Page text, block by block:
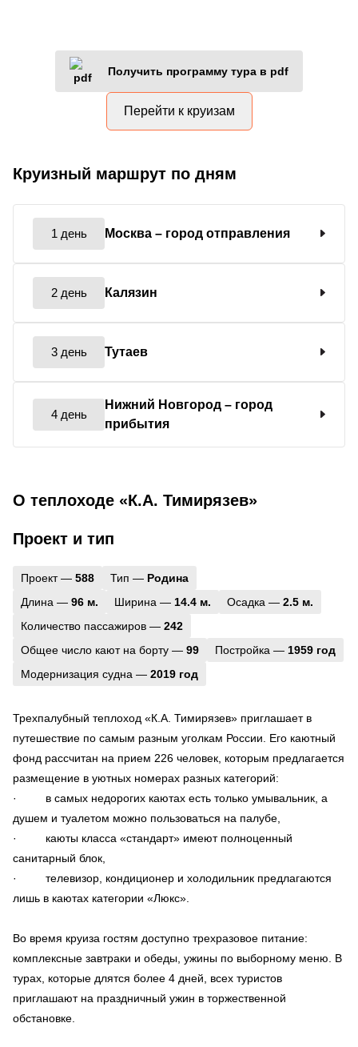
Получить программу тура в pdf
Перейти к круизам
Круизный маршрут по дням
1 день Москва – город отправления
2 день Калязин
3 день Тутаев
4 день
Нижний Новгород – город
прибытия
О теплоходе «К.А. Тимирязев»
Проект и тип
Проект — 588 Тип — Родина
Длина — 96 м. Ширина — 14.4 м. Осадка — 2.5 м.
Количество пассажиров — 242
Общее число кают на борту — 99 Постройка — 1959 год
Модернизация судна — 2019 год
Трехпалубный теплоход «К.А. Тимирязев» приглашает в
путешествие по самым разным уголкам России. Его каютный
фонд рассчитан на прием 226 человек, которым предлагается
размещение в уютных номерах разных категорий:
· в самых недорогих каютах есть только умывальник, а
душем и туалетом можно пользоваться на палубе,
· каюты класса «стандарт» имеют полноценный
санитарный блок,
· телевизор, кондиционер и холодильник предлагаются
лишь в каютах категории «Люкс».
Во время круиза гостям доступно трехразовое питание:
комплексные завтраки и обеды, ужины по выборному меню. В
турах, которые длятся более 4 дней, всех туристов
приглашают на праздничный ужин в торжественной
обстановке.